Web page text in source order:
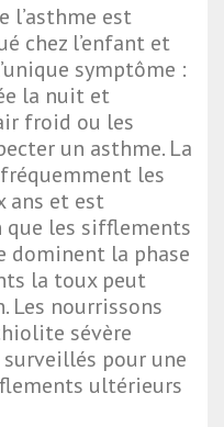
l’asthme est
chez l’enfant et
symptôme :
la nuit et
froid ou les
un asthme. La
les
ans et est
que les sifflements
dominent la phase
la toux peut
Les nourrissons
sévère
pour une
ultérieurs